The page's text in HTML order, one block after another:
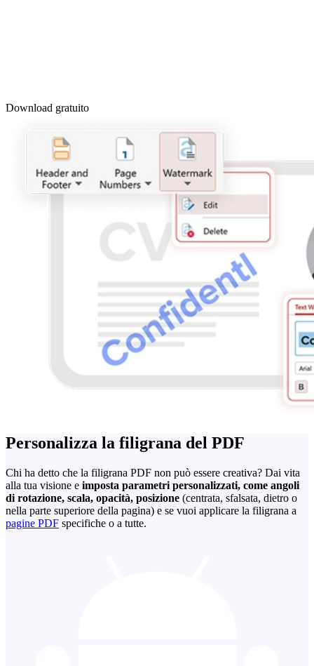
Download gratuito
Personalizza la filigrana del PDF
Chi ha detto che la filigrana PDF non può essere creativa? Dai vita
alla tua visione e imposta parametri personalizzati, come angoli
di rotazione, scala, opacità, posizione (centrata, sfalsata, dietro o
nella parte superiore della pagina) e se vuoi applicare la filigrana a
pagine PDF specifiche o a tutte.